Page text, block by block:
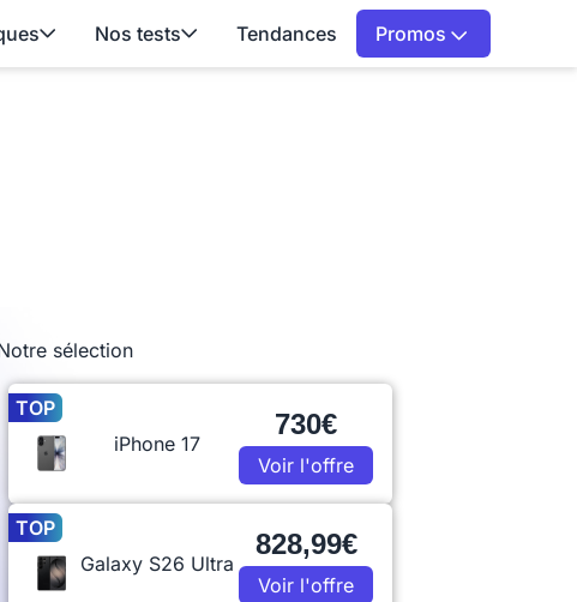
Nos tests Tendances Promos
sélection
TOP
iPhone 17
730€
Voir l'offre
TOP
Galaxy S26 Ultra
828,99€
Voir l'offre